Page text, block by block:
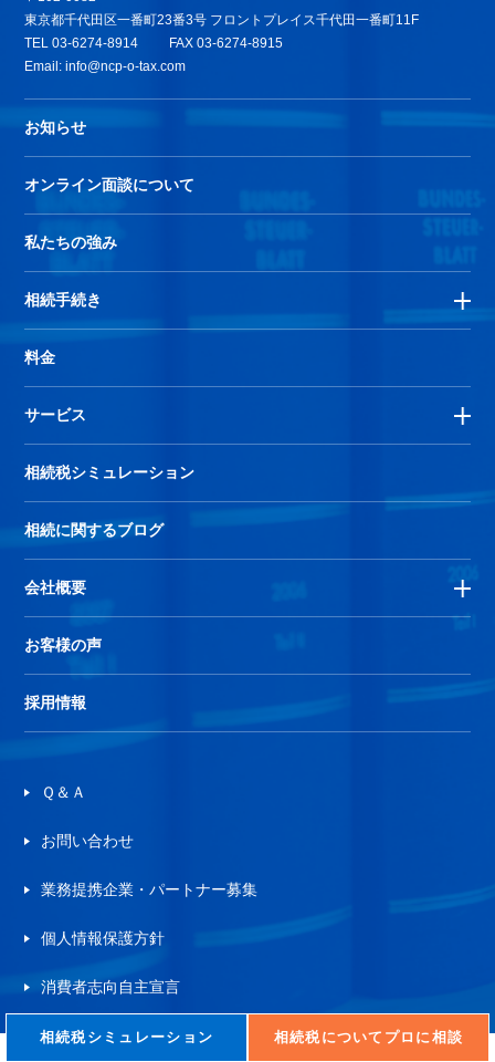
東京都千代田区一番町23番3号 フロントプレイス千代田一番町11F
TEL03-6274-8914
FAX 03-6274-8915
Email:info@ncp-o-tax.com
お知らせ
オンライン面談について
私たちの強み
相続手続き
料金
サービス
相続税シミュレーション
相続に関するブログ
会社概要
お客様の声
採用情報
Ｑ＆Ａ
お問い合わせ
業務提携企業・パートナー募集
個人情報保護方針
消費者志向自主宣言
相続税シミュレーション 相続税についてプロに相談